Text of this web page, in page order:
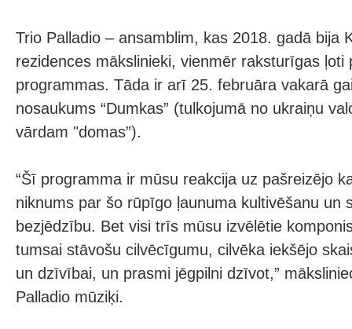
Trio Palladio – ansamblim, kas 2018. gadā bija
rezidences mākslinieki, vienmēr raksturīgas ļoti
programmas. Tāda ir arī 25. februāra vakarā
nosaukums “Dumkas” (tulkojumā no ukraiņu
vārdam "domas”).
“Šī programma ir mūsu reakcija uz pašreizējo
niknums par šo rūpīgo ļaunuma kultivēšanu un
bezjēdzību. Bet visi trīs mūsu izvēlētie
tumsai stāvošu cilvēcīgumu, cilvēka iekšējo
un dzīvībai, un prasmi jēgpilni dzīvot,”
Palladio mūziķi.